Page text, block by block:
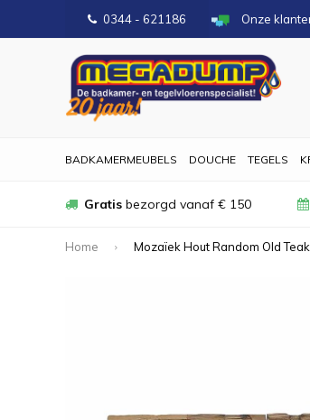
0344 - 621186 Onze
BADKAMERMEUBELS DOUCHE TEGELS
Gratis bezorgd vanaf € 150
Home Mozaïek Hout Random Old